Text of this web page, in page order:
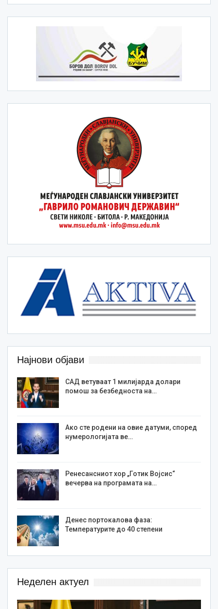
Најнови објави
САД ветуваат 1 милијарда долари
помош за безбедноста на…
Ако сте родени на овие датуми, според
нумерологијата ве…
Ренесансниот хор „Готик Војсис“
вечерва на програмата на…
Денес портокалова фаза:
Температурите до 40 степени
Неделен актуел